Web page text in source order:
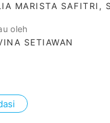
MARISTA SAFITRI,
oleh
SETIAWAN